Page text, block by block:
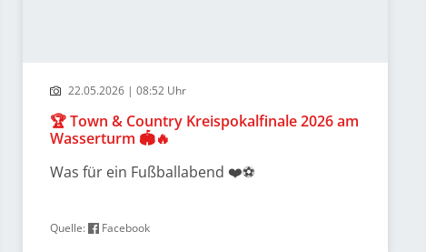
22.05.2026 | 08:52 Uhr
🏆 Town & Country Kreispokalfinale 2026 am
Wasserturm 🏟️🔥
Was für ein Fußballabend ❤️⚽️
Quelle: Facebook